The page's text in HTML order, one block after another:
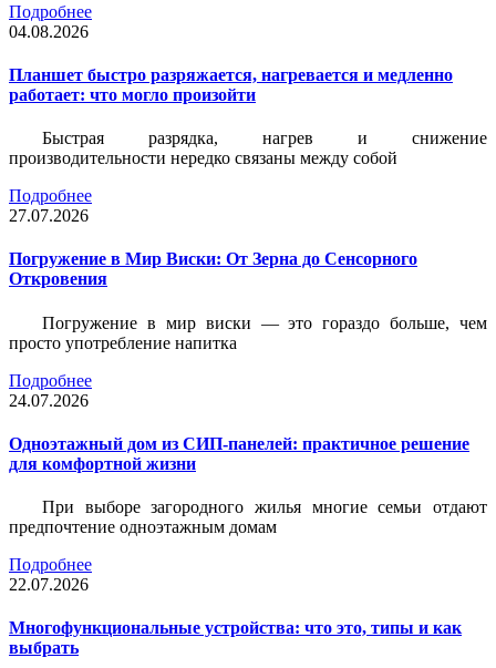
Подробнее
04.08.2026
Планшет быстро разряжается, нагревается и медленно
работает: что могло произойти
Быстрая разрядка, нагрев и снижение
производительности нередко связаны между собой
Подробнее
27.07.2026
Погружение в Мир Виски: От Зерна до Сенсорного
Откровения
Погружение в мир виски — это гораздо больше, чем
просто употребление напитка
Подробнее
24.07.2026
Одноэтажный дом из СИП-панелей: практичное решение
для комфортной жизни
При выборе загородного жилья многие семьи отдают
предпочтение одноэтажным домам
Подробнее
22.07.2026
Многофункциональные устройства: что это, типы и как
выбрать